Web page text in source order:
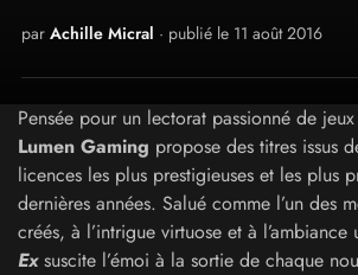
par Achille Micral · publié le 11 août 2016
Pensée pour un lectorat passionné de
Lumen Gaming propose des titres issus
licences les plus prestigieuses et les plus
dernières années. Salué comme l’un des
créés, à l’intrigue virtuose et à l’ambiance
Exsuscite l’émoi à la sortie de chaque